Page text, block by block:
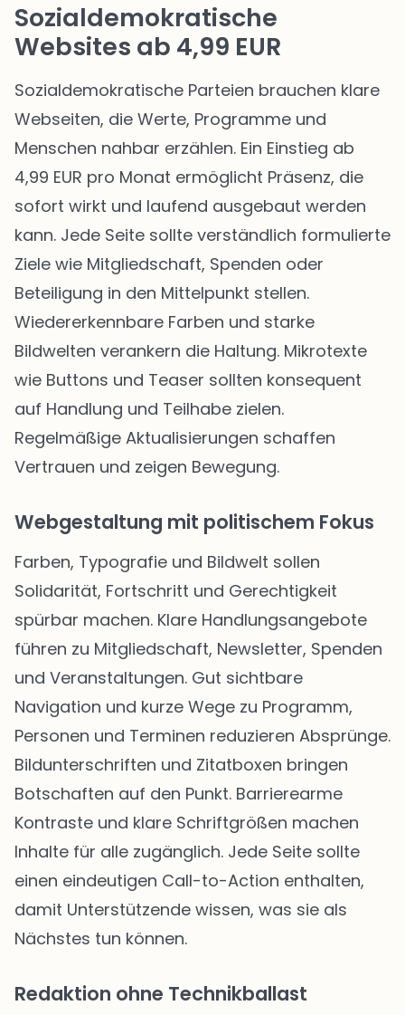
Sozialdemokratische
Websites ab 4,99 EUR
Sozialdemokratische Parteien brauchen klare
Webseiten, die Werte, Programme und
Menschen nahbar erzählen. Ein Einstieg ab
4,99 EUR pro Monat ermöglicht Präsenz, die
sofort wirkt und laufend ausgebaut werden
kann. Jede Seite sollte verständlich formulierte
Ziele wie Mitgliedschaft, Spenden oder
Beteiligung in den Mittelpunkt stellen.
Wiedererkennbare Farben und starke
Bildwelten verankern die Haltung. Mikrotexte
wie Buttons und Teaser sollten konsequent
auf Handlung und Teilhabe zielen.
Regelmäßige Aktualisierungen schaffen
Vertrauen und zeigen Bewegung.
Webgestaltung mit politischem Fokus
Farben, Typografie und Bildwelt sollen
Solidarität, Fortschritt und Gerechtigkeit
spürbar machen. Klare Handlungsangebote
führen zu Mitgliedschaft, Newsletter, Spenden
und Veranstaltungen. Gut sichtbare
Navigation und kurze Wege zu Programm,
Personen und Terminen reduzieren Absprünge.
Bildunterschriften und Zitatboxen bringen
Botschaften auf den Punkt. Barrierearme
Kontraste und klare Schriftgrößen machen
Inhalte für alle zugänglich. Jede Seite sollte
einen eindeutigen Call-to-Action enthalten,
damit Unterstützende wissen, was sie als
Nächstes tun können.
Redaktion ohne Technikballast